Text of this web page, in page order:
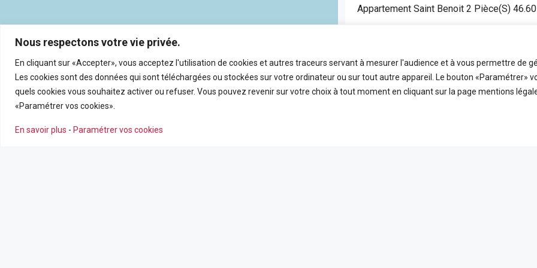
Nous respectons votre vie privée.
En cliquant sur «Accepter», vous acceptez l'utilisation de cookies et autres traceurs servant à mesurer l'audience et à vous permettre de
Les cookies sont des données qui sont téléchargées ou stockées sur votre ordinateur ou sur tout autre appareil. Le bouton «Paramétrer»
quels cookies vous souhaitez activer ou refuser. Vous pouvez revenir sur votre choix à tout moment en cliquant sur la page mentions
«Paramétrer vos cookies».
En savoir plus - Paramétrer vos cookies
Appartement Saint Benoit 2 Pièce(s)
2
Pièces
FDA7472
Référence
46.6
m2